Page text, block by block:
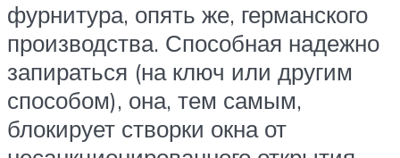
фурнитура, опять же, германского
производства. Способная надежно
запираться (на ключ или другим
способом), она, тем самым,
блокирует створки окна от